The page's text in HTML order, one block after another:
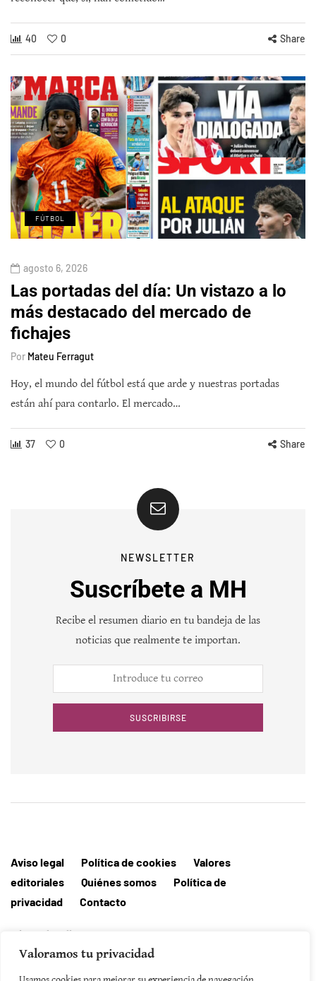
Valoramos tu privacidad
40 0 Share
FÚTBOL
agosto 6, 2026
Las portadas del día: Un vistazo a lo
más destacado del mercado de
fichajes
Por Mateu Ferragut
Hoy, el mundo del fútbol está que arde y nuestras portadas
están ahí para contarlo. El mercado…
37 0 Share
NEWSLETTER
Suscríbete a MH
Recibe el resumen diario en tu bandeja de las
noticias que realmente te importan.
SUSCRIBIRSE
Aviso legal Política de cookies
Valores
editoriales
Quiénes somos
Política de
privacidad
Contacto
Editorial MallorcaHora